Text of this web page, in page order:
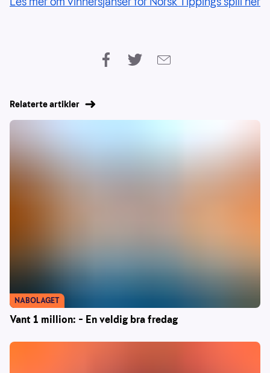
Relaterte artikler
Vant 1 million: – En veldig bra fredag
NABOLAGET